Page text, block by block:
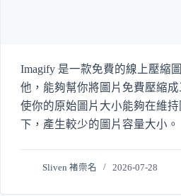
Imagify 是一款免費的線上壓縮
他，能夠幫你將圖片免費壓縮成
使你的原始圖片大小能夠在維
下，產生較少的圖片容量大小。
Sliven 褚崇名 2026-07-28